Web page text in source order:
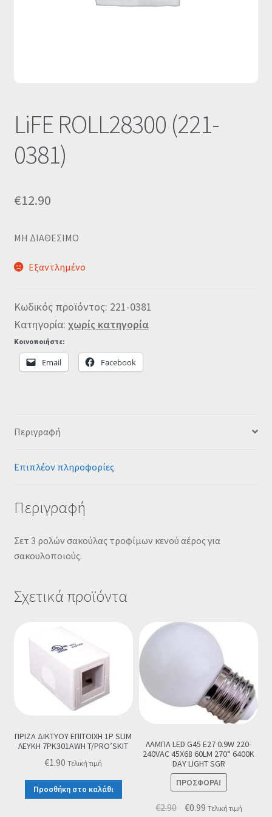
LiFE ROLL28300 (221-
0381)
€12.90
MΗ ΔΙΑΘΕΣΙΜΟ
Εξαντλημένο
Κωδικός προϊόντος: 221-0381
Κατηγορία: χωρίς κατηγορία
Κοινοποιήστε:
Email Facebook
Περιγραφή
Επιπλέον πληροφορίες
Περιγραφή
Σετ 3 ρολών σακούλας τροφίμων κενού αέρος για
σακουλοποιούς.
Σχετικά προϊόντα
ΠΡΙΖΑ ΔΙΚΤΥΟΥ ΕΠΙΤΟΙΧΗ 1P SLIM
ΛΕΥΚΗ 7PK301AWH T/PRO’SKIT
€1.90 Τελική τιμή
Προσθήκη στο καλάθι
ΛΑΜΠΑ LED G45 E27 0.9W 220-
240VAC 45X68 60LM 270° 6400K
DAY LIGHT SGR
ΠΡΟΣΦΟΡΆ!
€2.90 Original
€0.99ΗΤελική τιμή